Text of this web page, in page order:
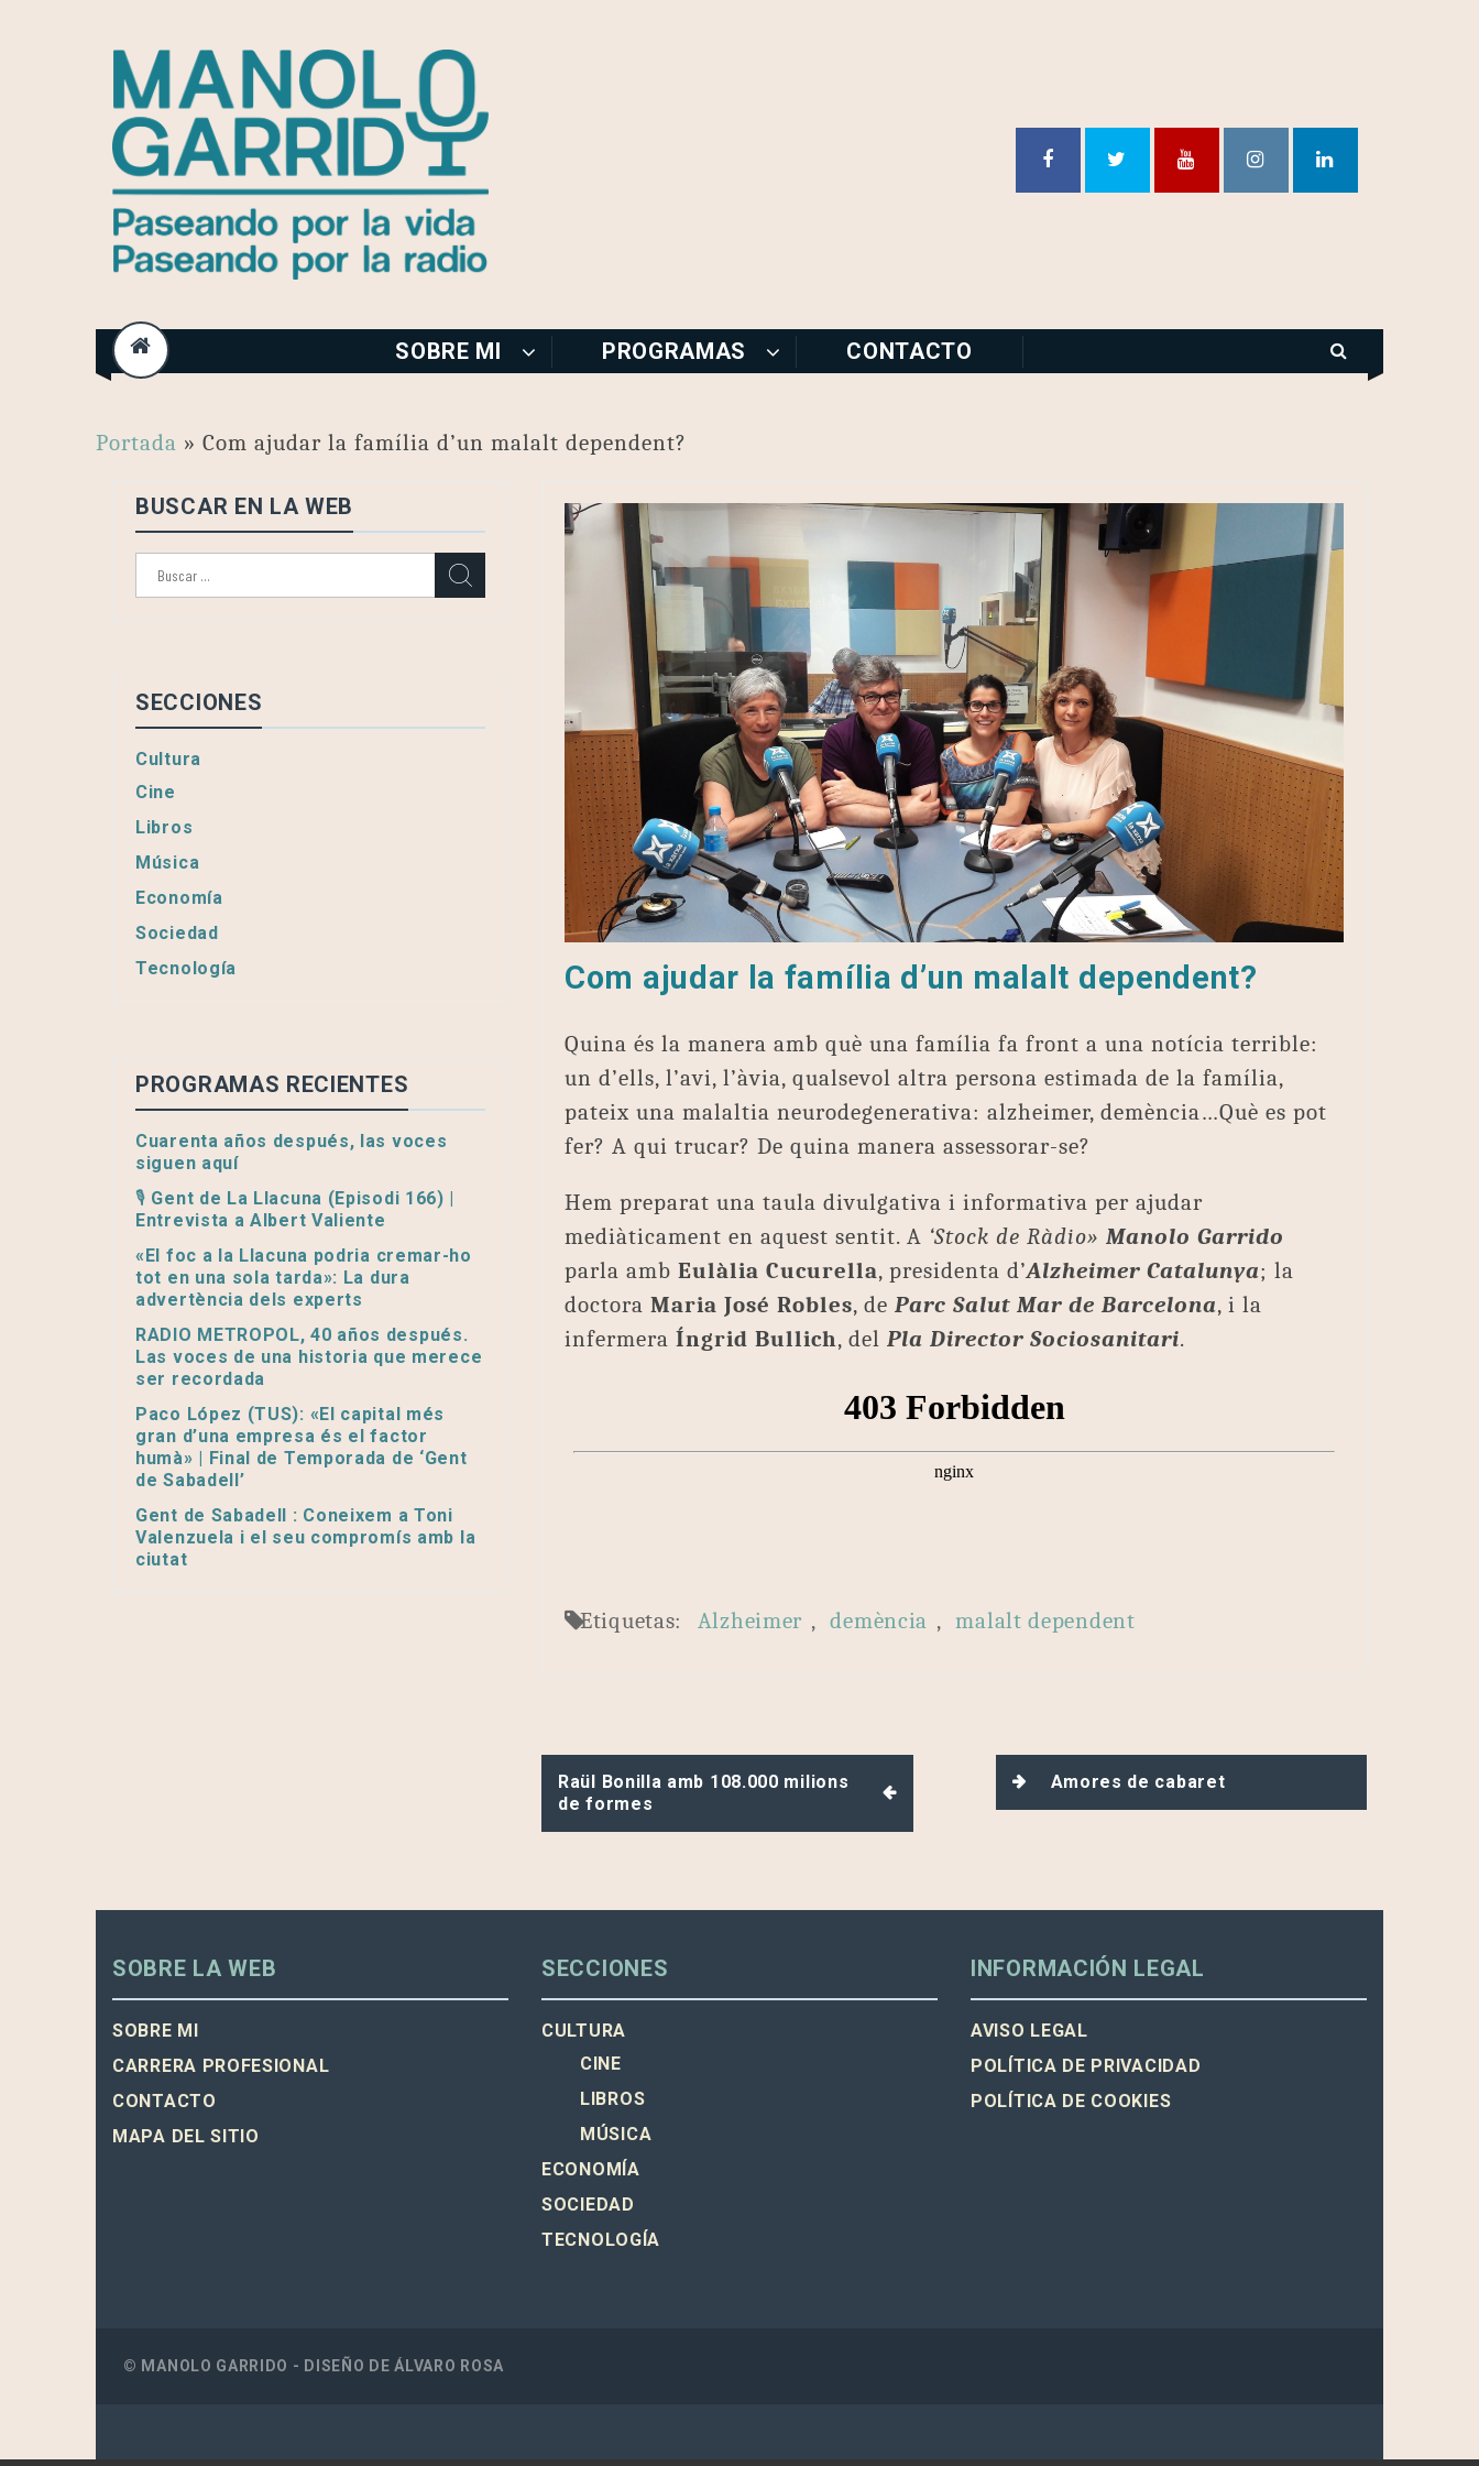
content
SOBRE MI PROGRAMAS CONTACTO
Portada » Com ajudar la família d’un malalt dependent?
Com ajudar la família d’un malalt dependent?
Quina és la manera amb què una família fa front a una notícia terrible:
un d’ells, l’avi, l’àvia, qualsevol altra persona estimada de la família,
pateix una malaltia neurodegenerativa: alzheimer, demència…Què es pot
fer? A qui trucar? De quina manera assessorar-se?
Hem preparat una taula divulgativa i informativa per ajudar
mediàticament en aquest sentit. A ‘Stock de Ràdio» Manolo Garrido
parla amb Eulàlia Cucurella, presidenta d’Alzheimer Catalunya; la
doctora Maria José Robles, de Parc Salut Mar de Barcelona, i la
infermera Íngrid Bullich, del Pla Director Sociosanitari.
Etiquetas: Alzheimer , demència , malalt dependent
Navegación
de
entradas
Raül Bonilla amb 108.000 milions
de formes
Amores de cabaret
BUSCAR EN LA WEB
SECCIONES
Cultura
Cine
Libros
Música
Economía
Sociedad
Tecnología
PROGRAMAS RECIENTES
Cuarenta años después, las voces
siguen aquí
🎙️ Gent de La Llacuna (Episodi 166) |
Entrevista a Albert Valiente
«El foc a la Llacuna podria cremar-ho
tot en una sola tarda»: La dura
advertència dels experts
RADIO METROPOL, 40 años después.
Las voces de una historia que merece
ser recordada
Paco López (TUS): «El capital més
gran d’una empresa és el factor
humà» | Final de Temporada de ‘Gent
de Sabadell’
Gent de Sabadell : Coneixem a Toni
Valenzuela i el seu compromís amb la
ciutat
SOBRE LA WEB
SOBRE MI
CARRERA PROFESIONAL
CONTACTO
MAPA DEL SITIO
SECCIONES
CULTURA
CINE
LIBROS
MÚSICA
ECONOMÍA
SOCIEDAD
TECNOLOGÍA
INFORMACIÓN LEGAL
AVISO LEGAL
POLÍTICA DE PRIVACIDAD
POLÍTICA DE COOKIES
© MANOLO GARRIDO - DISEÑO DEÁLVARO ROSA